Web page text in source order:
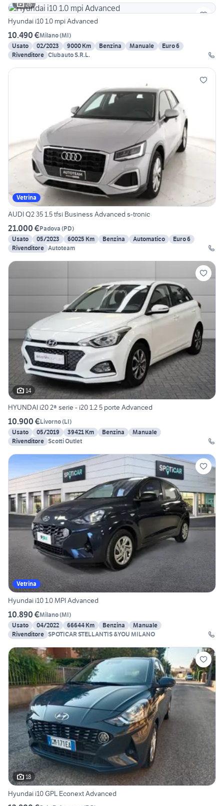
26
Hyundai i10 1.0 mpi Advanced
10.490 €Milano(MI)
Usato
02/2023 9000 Km Benzina Manuale
Euro 6
Rivenditore Clubauto S.R.L.
Vetrina
AUDI Q2 35 1.5 tfsi Business Advanced s-tronic
21.000 €Padova (PD)
Usato
05/2023 60025 Km Benzina Automatico
Euro 6
Rivenditore Autoteam
14
HYUNDAI i20 2ª serie - i20 1.2 5 porte Advanced
10.900 €Livorno(LI)
Usato
05/2019 39421 Km Benzina
Manuale
Rivenditore Scotti Outlet
Vetrina
Hyundai i10 1.0 MPI Advanced
10.890 €Milano(MI)
Usato
04/2022 66644 Km Benzina
Manuale
Rivenditore SPOTICAR STELLANTIS &YOU MILANO
18
Hyundai i10 GPL Econext Advanced